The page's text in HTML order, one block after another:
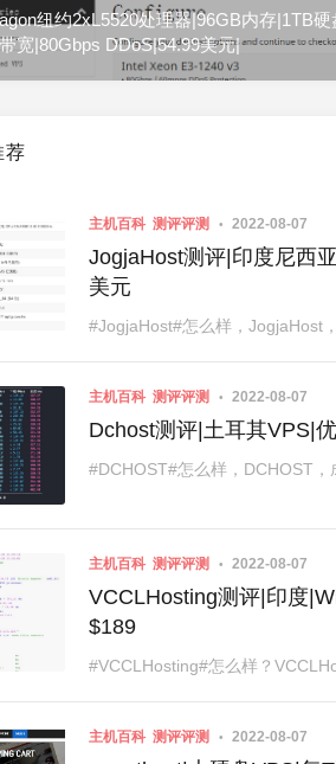
纽约2xL5520处理器|96GB内存|1TB硬
宽|80Gbps DDoS|54.99美元|
荐
主机百科 测评评测 2022-08-07
JogjaHost测评|印度尼西
美元
#JogjaHost#怎么样，JogjaHost
主机百科 测评评测 2022-08-07
Dchost测评|土耳其VPS|
#DCHOST#怎么样，DCHOST
主机百科 测评评测 2022-08-07
VCCLHosting测评|印度
$189
#VCCLHosting#怎么样？
主机百科 测评评测 2022-08-07